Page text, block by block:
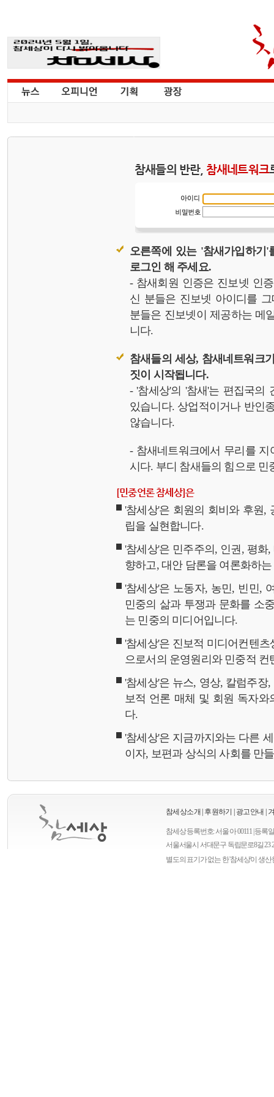
참새들의 반란, 참새네트워크
오른쪽에 있는 '참새가입하기
로그인 해 주세요.
- 참새회원 인증은 진보넷 인
신 분들은 진보넷 아이디를
분들은 진보넷이 제공하는 메
니다.
참새들의 세상, 참새네트워크
짓이 시작됩니다.
- '참세상'의 '참새'는 편집국의
있습니다. 상업적이거나 반인
않습니다.
- 참새네트워크에서 무리를
시다. 부디 참새들의 힘으로 민
[민중언론 참세상]은
'참세상'은 회원의 회비와 후원,
립을 실현합니다.
'참세상'은 민주주의, 인권, 평
향하고, 대안 담론을 여론화하
'참세상'은 노동자, 농민, 빈민,
민중의 삶과 투쟁과 문화를 소
는 민중의 미디어입니다.
'참세상'은 진보적 미디어컨텐
으로서의 운영원리와 민중적
'참세상'은 뉴스, 영상, 칼럼주
보적 언론 매체 및 회원 독자와
다.
'참세상'은 지금까지와는 다른
이자, 보편과 상식의 사회를 만
참세상소개 후원하기 광고안내
참세상 등록번호: 서울 아 00111 | 등록
서울서울시 서대문구 독립문로8길 23
별도의 표기가 없는 한 '참세상'이 생